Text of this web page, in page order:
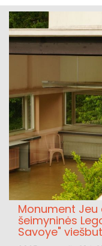
Monument
šeimyninės
Savoye"